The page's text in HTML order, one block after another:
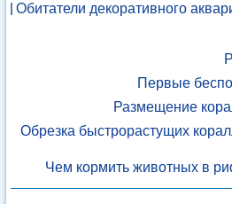
Обитатели декоративного
Первые
Размещение
Обрезка быстрорастущих
Чем кормить животных в